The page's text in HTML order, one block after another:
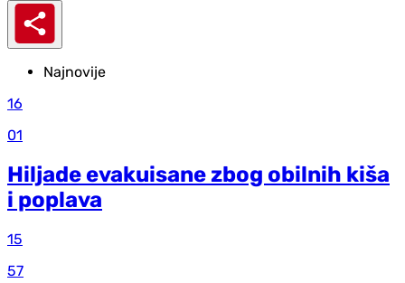
Najnovije
16
01
Hiljade evakuisane zbog obilnih kiša
i poplava
15
57